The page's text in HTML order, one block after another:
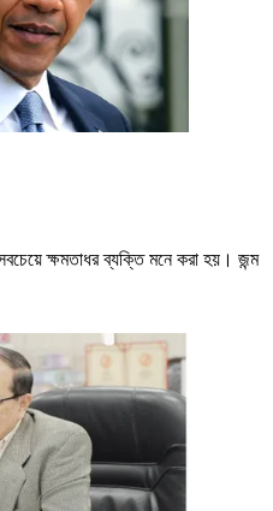
সবচেয়ে ক্ষমতাধর ব্যক্তি মনে করা হয়। জন্ম